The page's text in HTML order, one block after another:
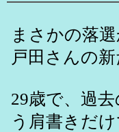
まさかの落選
戸田さんの
29歳で、過
う肩書きだ